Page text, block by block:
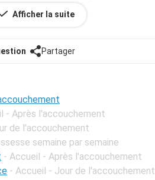
mon emoragie
Afficher la suite
Partager
- Après l'accouchement
de l'accouchement
semaine par semaine
- Accueil - Après l'accouchement
- Accueil - Jour de l'accouchement